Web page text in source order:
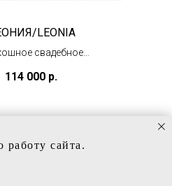
LEONIA
свадебное
(под заказ)
114 000 р.
сайта.